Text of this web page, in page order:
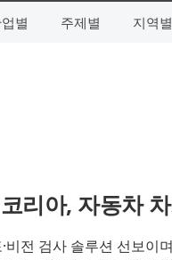
별 주제별 지역별
리아, 자동차
비전 검사 솔루션 선보이